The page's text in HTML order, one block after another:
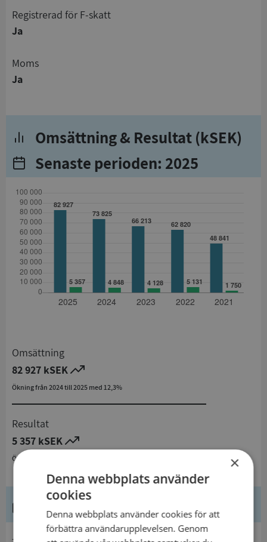
registrerad för F-skatt
Ja
Moms
Ja
Omsättning & Resultat (kSEK)
Senaste perioden: 2025
Omsättning
82 927 kSEK
Ökning från 2024 till 2025 med 12,3%
Resultat
5 357 kSEK
Ökning från 2024 till 2025 med 10,5%
Kontaktuppgifter
×
Denna webbplats använder
cookies
Denna webbplats använder cookies för att
förbättra användarupplevelsen. Genom